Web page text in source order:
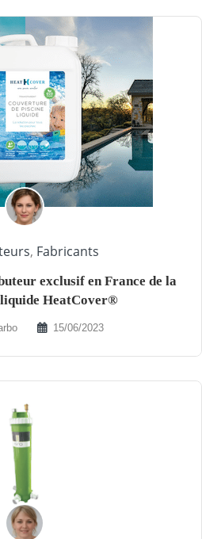
, Fabricants
exclusif en France de la
HeatCover®
15/06/2023